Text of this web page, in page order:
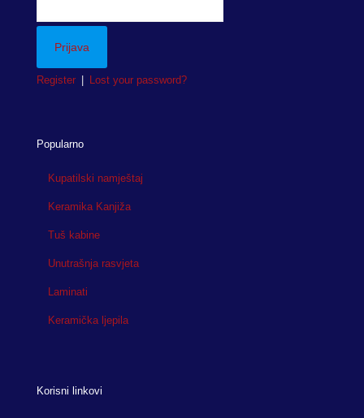
Register Lost your password?
Popularno
Kupatilski namještaj
Keramika Kanjiža
Tuš kabine
Unutrašnja rasvjeta
Laminati
Keramička ljepila
Korisni linkovi